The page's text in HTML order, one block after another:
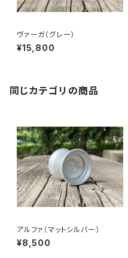
ヴァーガ（グレー）
¥15,800
同じカテゴリの商品
アルファ（マットシルバー）
¥8,500